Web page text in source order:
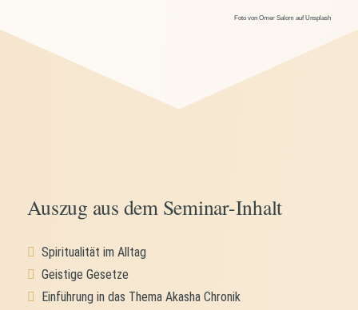
Foto von Omer Salom auf Unsplash
Auszug aus dem Seminar-Inhalt
Spiritualität im Alltag
Geistige Gesetze
Einführung in das Thema Akasha Chronik